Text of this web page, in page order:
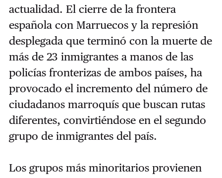
actualidad. El cierre de la frontera
española con Marruecos y la represión
desplegada que terminó con la muerte de
más de 23 inmigrantes a manos de las
policías fronterizas de ambos países, ha
provocado el incremento del número de
ciudadanos marroquís que buscan rutas
diferentes, convirtiéndose en el segundo
grupo de inmigrantes del país.
Los grupos más minoritarios provienen